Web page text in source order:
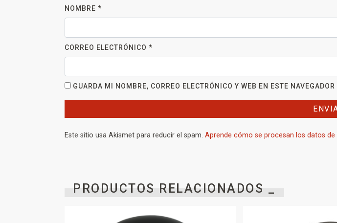
NOMBRE *
CORREO ELECTRÓNICO *
GUARDA MI NOMBRE, CORREO ELECTRÓNICO Y WEB EN ESTE
Este sitio usa Akismet para reducir el spam. Aprende cómo se procesan los datos
PRODUCTOS RELACIONADOS _